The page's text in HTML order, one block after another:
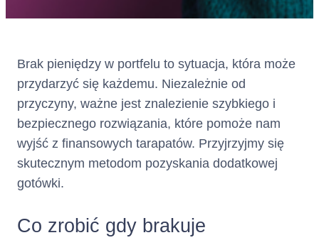
Brak pieniędzy w portfelu to sytuacja, która może
przydarzyć się każdemu. Niezależnie od
przyczyny, ważne jest znalezienie szybkiego i
bezpiecznego rozwiązania, które pomoże nam
wyjść z finansowych tarapatów. Przyjrzyjmy się
skutecznym metodom pozyskania dodatkowej
gotówki.
Co zrobić gdy brakuje
pod numerem IP62/2024
Adres :
(siedziba)
ul. Grzybowska 87, 00-844
Warszawa
Adres do doręczeń
elektronicznych:
(wpisany do bazy adresów
elektronicznych)
AE:PL-75866-56446-VBGFB-
Numer
+ 22 598 77 99